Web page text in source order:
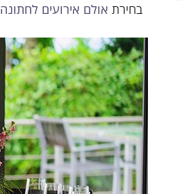
בחירת אולם אירועים לחתונה